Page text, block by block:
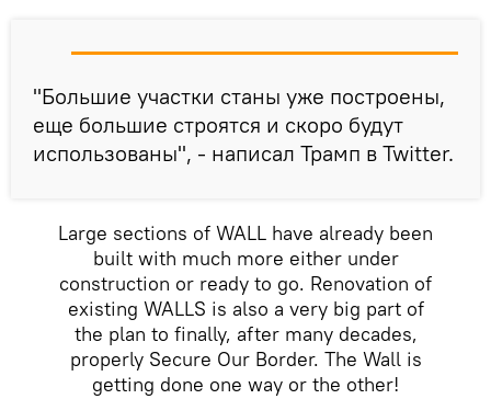
"Большие участки станы уже построены,
еще большие строятся и скоро будут
использованы", - написал Трамп в Twitter.
Large sections of WALL have already been
built with much more either under
construction or ready to go. Renovation of
existing WALLS is also a very big part of
the plan to finally, after many decades,
properly Secure Our Border. The Wall is
getting done one way or the other!